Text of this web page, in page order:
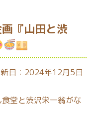
『山田と渋
日：2024年12月5日
堂と渋沢栄一翁がな